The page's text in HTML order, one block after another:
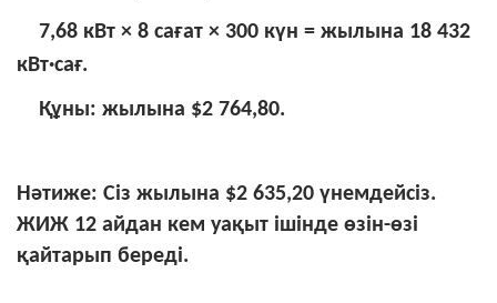
7,68 кВт × 8 сағат × 300 күн = жылына 18 432
кВт·сағ.
Құны: жылына $2 764,80.
Нәтиже: Сіз жылына $2 635,20 үнемдейсіз.
ЖИЖ 12 айдан кем уақыт ішінде өзін-өзі
қайтарып береді.